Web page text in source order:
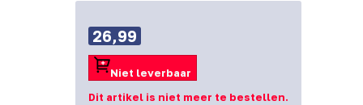
26,99
Niet leverbaar
Dit artikel is niet meer te bestellen.